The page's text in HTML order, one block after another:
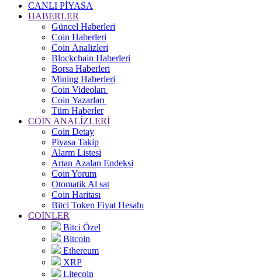
CANLI PİYASA
HABERLER
Güncel Haberleri
Coin Haberleri
Coin Analizleri
Blockchain Haberleri
Borsa Haberleri
Mining Haberleri
Coin Videoları
Coin Yazarları
Tüm Haberler
COİN ANALİZLERİ
Coin Detay
Piyasa Takip
Alarm Listesi
Artan Azalan Endeksi
Coin Yorum
Otomatik Al sat
Coin Haritası
Bitci Token Fiyat Hesabı
COİNLER
Bitci Özel
Bitcoin
Ethereum
XRP
Litecoin